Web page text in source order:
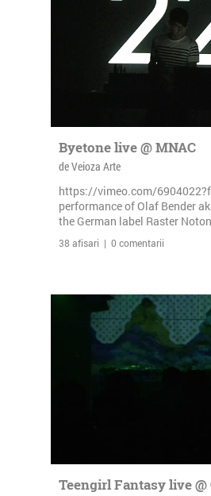
Byetone live @ MNAC
de Veioza Arte
https://vimeo.com/
performance of Olaf Bender
the German label Raster
38 afisari | 0 comentarii
Teengirl Fantasy live